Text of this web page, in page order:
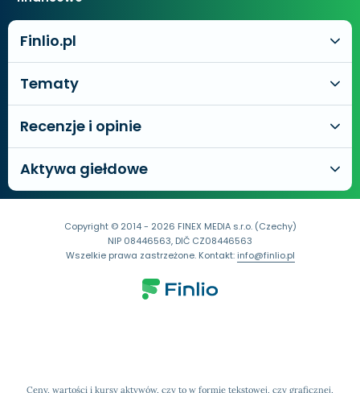
Finlio.pl
Tematy
Recenzje i opinie
Aktywa giełdowe
Ceny, wartości i kursy aktywów, czy to w formie tekstowej, czy graficznej,
Copyright © 2014 - 2026 FINEX MEDIA s.r.o. (Czechy)
NIP 08446563, DIČ CZ08446563
Wszelkie prawa zastrzeżone. Kontakt:info@finlio.pl